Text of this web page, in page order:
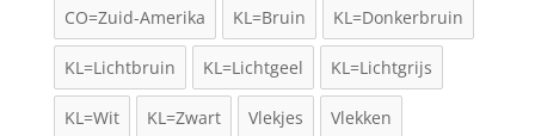
CO=Zuid-Amerika KL=Bruin KL=Donkerbruin
KL=Lichtbruin KL=Lichtgeel KL=Lichtgrijs
KL=Wit KL=Zwart Vlekjes Vlekken